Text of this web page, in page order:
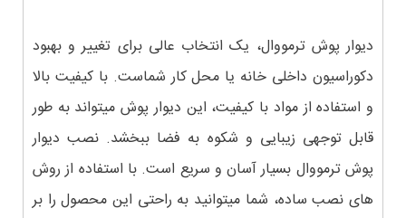
دیوار پوش ترمووال، یک انتخاب عالی برای تغییر و بهبود
دکوراسیون داخلی خانه یا محل کار شماست. با کیفیت بالا
و استفاده از مواد با کیفیت، این دیوار پوش میتواند به طور
قابل توجهی زیبایی و شکوه به فضا ببخشد. نصب دیوار
پوش ترمووال بسیار آسان و سریع است. با استفاده از روش
های نصب ساده، شما میتوانید به راحتی این محصول را بر